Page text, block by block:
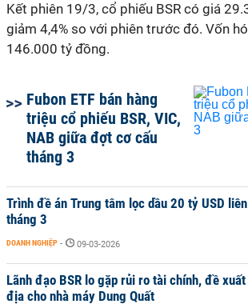
Kết phiên 19/3, cổ phiếu BSR có giá
giảm 4,4% so với phiên trước đó. Vốn
146.000 tỷ đồng.
Fubon ETF bán hàng
triệu cổ phiếu BSR, VIC,
NAB giữa đợt cơ cấu
tháng 3
Trình đề án Trung tâm lọc dầu 20 tỷ USD
tháng 3
DOANH NGHIỆP - 09-03-2026
Lãnh đạo BSR lo gặp rủi ro tài chính, đề
địa cho nhà máy Dung Quất